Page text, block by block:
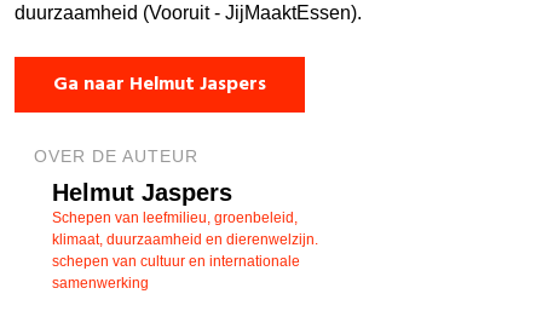
duurzaamheid (Vooruit - JijMaaktEssen).
Ga naar Helmut Jaspers
OVER DE AUTEUR
Helmut Jaspers
Schepen van leefmilieu, groenbeleid,
klimaat, duurzaamheid en dierenwelzijn.
schepen van cultuur en internationale
samenwerking